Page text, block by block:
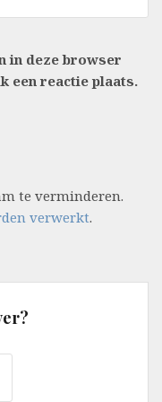
in deze browser
een reactie plaats.
te verminderen.
verwerkt.